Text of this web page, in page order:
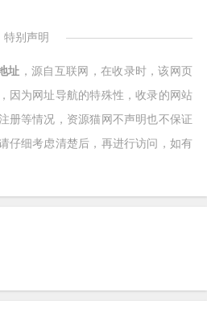
特别声明
址 ，源自互联网，在收录时，该网页
因为网址导航的特殊性，收录的网站
册等情况，资源猫网不声明也不保证
仔细考虑清楚后，再进行访问，如有